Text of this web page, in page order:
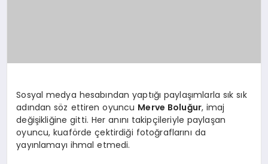
Sosyal medya hesabından yaptığı paylaşımlarla sık sık
adından söz ettiren oyuncu Merve Boluğur, imaj
değişikliğine gitti. Her anını takipçileriyle paylaşan
oyuncu, kuaförde çektirdiği fotoğraflarını da
yayınlamayı ihmal etmedi.